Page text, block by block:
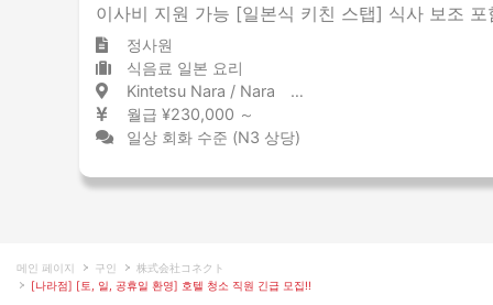
이사비 지원 가능 [일본식 키친 스탭] 식사 보조
정사원
식음료 일본 요리
Kintetsu Nara / Nara 近鉄奈良 / 奈良県
월급 ¥230,000 ～
일상 회화 수준 (N3 상당)
메인 페이지 구인
株式会社コネクト
[나라점] [토, 일, 공휴일 환영] 호텔 청소 직원 긴급 모집!!